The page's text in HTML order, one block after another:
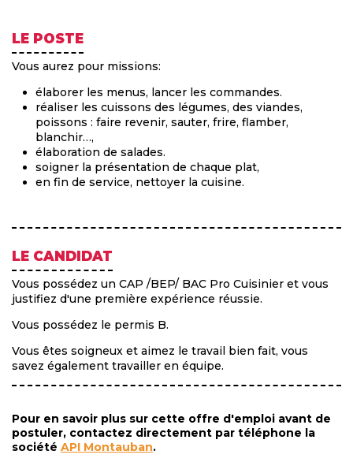
LE POSTE
Vous aurez pour missions:
élaborer les menus, lancer les commandes.
réaliser les cuissons des légumes, des viandes,
poissons : faire revenir, sauter, frire, flamber,
blanchir…,
élaboration de salades.
soigner la présentation de chaque plat,
en fin de service, nettoyer la cuisine.
LE CANDIDAT
Vous possédez un CAP /BEP/ BAC Pro Cuisinier et vous
justifiez d'une première expérience réussie.
Vous possédez le permis B.
Vous êtes soigneux et aimez le travail bien fait, vous
savez également travailler en équipe.
Pour en savoir plus sur cette offre d'emploi avant de
postuler, contactez directement par téléphone la
société API Montauban.